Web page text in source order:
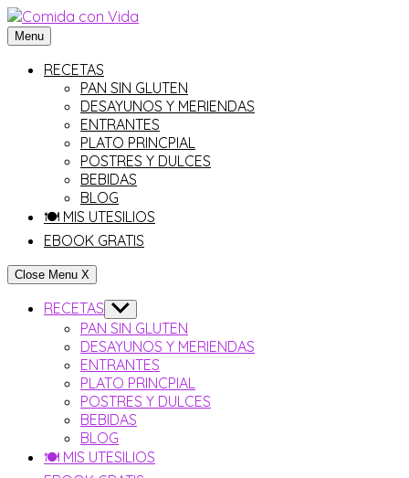
Saltar
alMenu
RECETAS
PAN SIN GLUTEN
DESAYUNOS Y MERIENDAS
ENTRANTES
PLATO PRINCPIAL
POSTRES Y DULCES
BEBIDAS
BLOG
🍽 MIS UTESILIOS
EBOOK GRATIS
Close Menu X
RECETAS Show
sub
menu
PAN SIN GLUTEN
DESAYUNOS Y MERIENDAS
ENTRANTES
PLATO PRINCPIAL
POSTRES Y DULCES
BEBIDAS
BLOG
🍽 MIS UTESILIOS